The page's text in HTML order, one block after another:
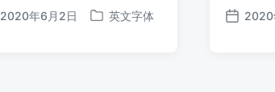
2020年6月2日
发
英文字体
发
2020